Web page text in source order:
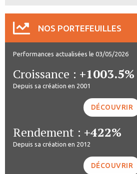
NOS PORTEFEUILLES
Performances actualisées le 03/05/2026
Croissance : +1003.5%
Depuis sa création en 2001
DÉCOUVRIR
Rendement : +422%
Depuis sa création en 2012
DÉCOUVRIR